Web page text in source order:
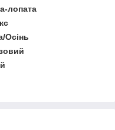
лопата
Осінь